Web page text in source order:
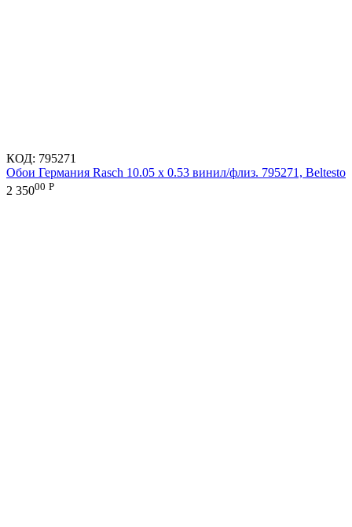
КОД: 795271
Обои Германия Rasch 10.05 х 0.53 винил/флиз. 795271, Beltesto
2 35000 Р